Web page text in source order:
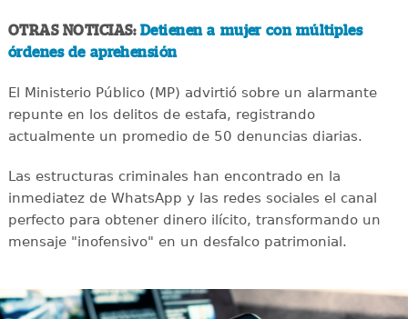
OTRAS NOTICIAS: Detienen a mujer con múltiples
órdenes de aprehensión
El Ministerio Público (MP) advirtió sobre un alarmante
repunte en los delitos de estafa, registrando
actualmente un promedio de 50 denuncias diarias.
Las estructuras criminales han encontrado en la
inmediatez de WhatsApp y las redes sociales el canal
perfecto para obtener dinero ilícito, transformando un
mensaje "inofensivo" en un desfalco patrimonial.